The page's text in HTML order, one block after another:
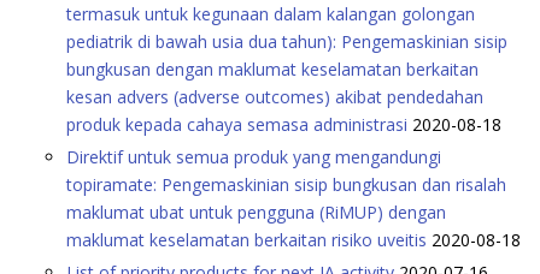
termasuk untuk kegunaan dalam kalangan golongan
pediatrik di bawah usia dua tahun): Pengemaskinian sisip
bungkusan dengan maklumat keselamatan berkaitan
kesan advers (adverse outcomes) akibat pendedahan
produk kepada cahaya semasa administrasi 2020-08-18
Direktif untuk semua produk yang mengandungi
topiramate: Pengemaskinian sisip bungkusan dan risalah
maklumat ubat untuk pengguna (RiMUP) dengan
maklumat keselamatan berkaitan risiko uveitis 2020-08-18